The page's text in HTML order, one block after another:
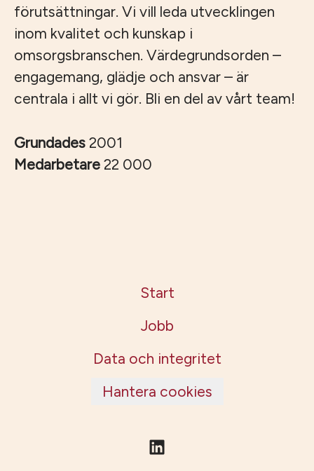
förutsättningar. Vi vill leda utvecklingen
inom kvalitet och kunskap i
omsorgsbranschen. Värdegrundsorden –
engagemang, glädje och ansvar – är
centrala i allt vi gör. Bli en del av vårt team!
Grundades 2001
Medarbetare 22 000
Start
Jobb
Data och integritet
Hantera cookies